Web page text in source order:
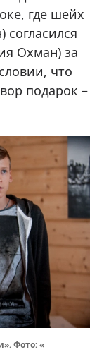
где шейх
Охман) за
что
подарок –
Фото: «